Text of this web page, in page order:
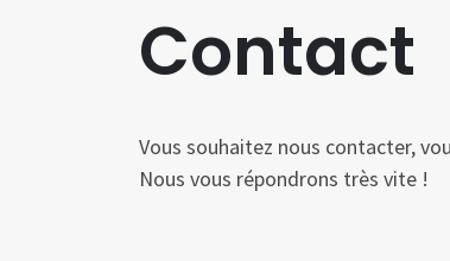
Contact
Vous souhaitez nous contacter,
Nous vous répondrons très vite !